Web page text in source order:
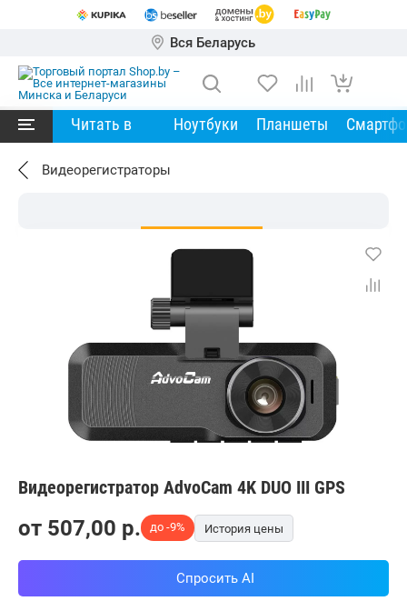
Вся Беларусь
Читать в Ноутбуки Планшеты
Видеорегистраторы
Видеорегистратор AdvoCam 4K DUO III GPS
от 507,00 p. до -9% История цены
Спросить AI